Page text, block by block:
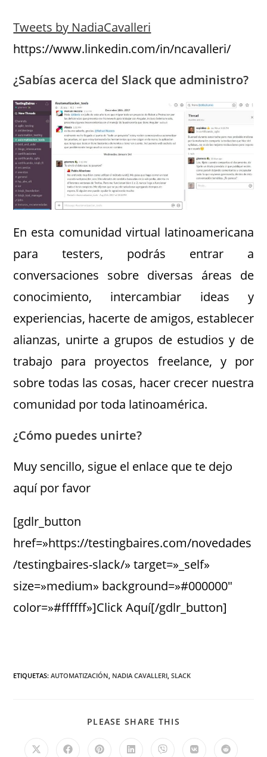
Tweets by NadiaCavalleri
https://www.linkedin.com/in/ncavalleri/
¿Sabías acerca del Slack que administro?
En esta comunidad virtual latinoamericana
para testers, podrás entrar a
conversaciones sobre diversas áreas de
conocimiento, intercambiar ideas y
experiencias, hacerte de amigos, establecer
alianzas, unirte a grupos de estudios y de
trabajo para proyectos freelance, y por
sobre todas las cosas, hacer crecer nuestra
comunidad por toda latinoamérica.
¿Cómo puedes unirte?
Muy sencillo, sigue el enlace que te dejo
aquí por favor
[gdlr_button
href=»https://testingbaires.com/novedades
/testingbaires-slack/» target=»_self»
size=»medium» background=»#000000″
color=»#ffffff»]Click Aquí[/gdlr_button]
ETIQUETAS:AUTOMATIZACIÓN, NADIA CAVALLERI, SLACK
PLEASE SHARE THIS